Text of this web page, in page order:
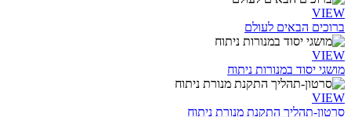
VIEW
ברוכים הבאים לעולם
VIEW
מושגי יסוד במנורות ניתוח
VIEW
סרטון-תהליך התקנת מנורת ניתוח